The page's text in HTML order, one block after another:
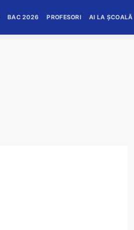
BAC 2026 PROFESORI AI LA ȘCOALĂ